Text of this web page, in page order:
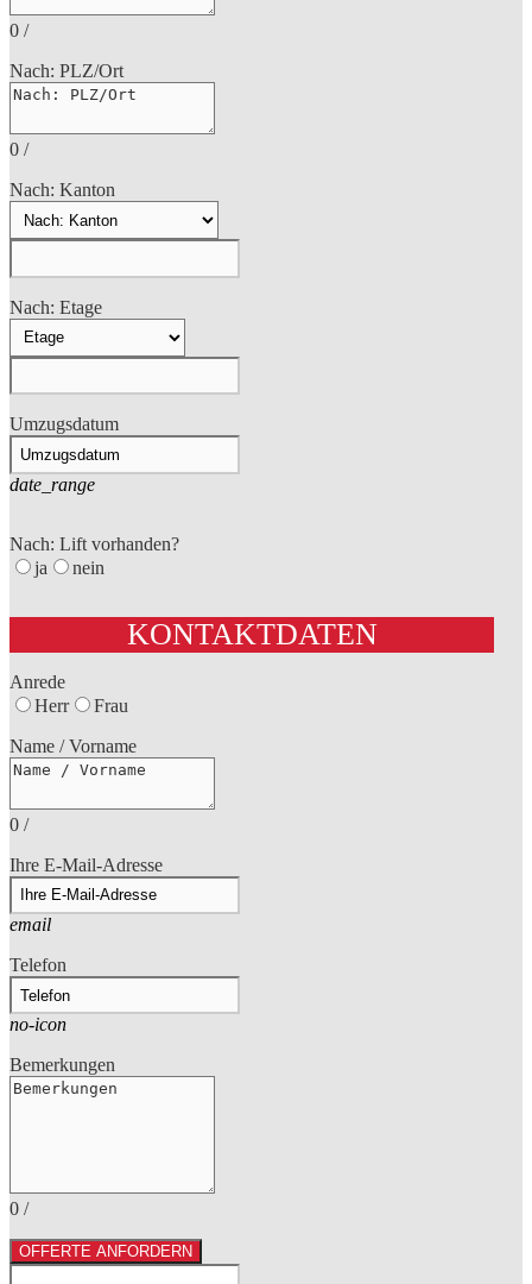
0 /
Nach: PLZ/Ort
0 /
Nach: Kanton
Nach: Etage
Umzugsdatum
date_range
Nach: Lift vorhanden?
ja
nein
KONTAKTDATEN
Anrede
Herr
Frau
Name / Vorname
0 /
Ihre E-Mail-Adresse
email
Telefon
no-icon
Bemerkungen
0 /
OFFERTE ANFORDERN